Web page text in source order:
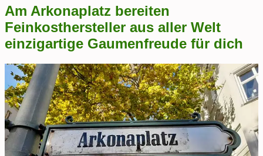
Am Arkonaplatz bereiten
Feinkosthersteller aus aller Welt
einzigartige Gaumenfreude für dich